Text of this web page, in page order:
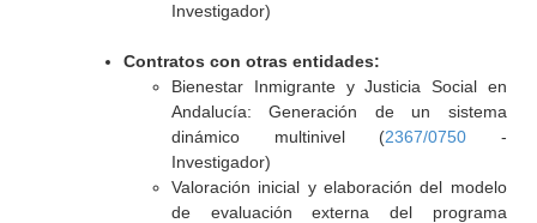
Investigador)
Contratos con otras entidades:
Bienestar Inmigrante y Justicia Social en
Andalucía: Generación de un sistema
dinámico multinivel (2367/0750 -
Investigador)
Valoración inicial y elaboración del modelo
de evaluación externa del programa